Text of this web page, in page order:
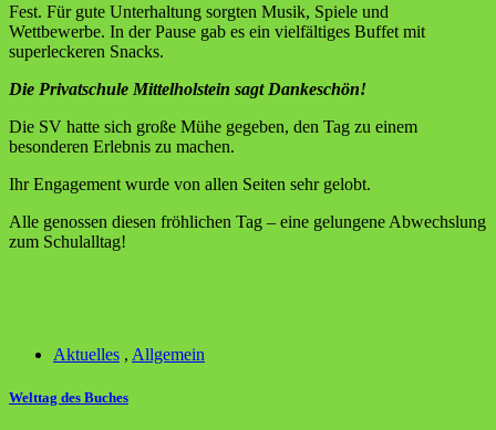
Fest. Für gute Unterhaltung sorgten Musik, Spiele und
Wettbewerbe. In der Pause gab es ein vielfältiges Buffet mit
superleckeren Snacks.
Die Privatschule Mittelholstein sagt Dankeschön!
Die SV hatte sich große Mühe gegeben, den Tag zu einem
besonderen Erlebnis zu machen.
Ihr Engagement wurde von allen Seiten sehr gelobt.
Alle genossen diesen fröhlichen Tag – eine gelungene Abwechslung
zum Schulalltag!
Aktuelles , Allgemein
Welttag des Buches